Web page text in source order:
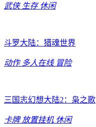
武侠 生存 休闲
斗罗大陆：猎魂世界
动作 多人在线 冒险
三国志幻想大陆2：枭之歌
卡牌 放置挂机 休闲